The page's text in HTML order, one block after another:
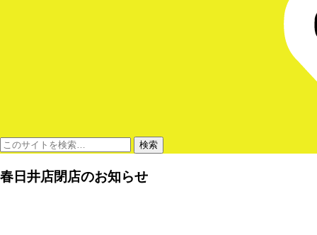
春日井店閉店のお知らせ